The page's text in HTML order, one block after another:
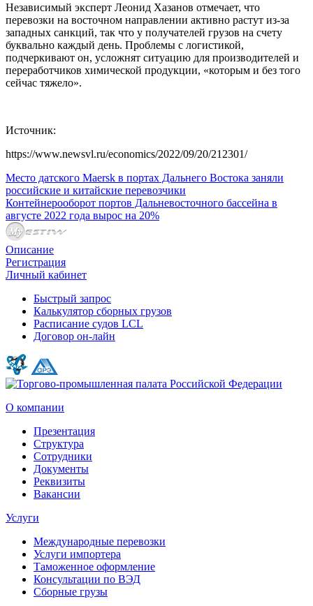
Независимый эксперт Леонид Хазанов отмечает, что
перевозки на восточном направлении активно растут из-за
западных санкций, так что у получателей грузов на счету
буквально каждый день. Проблемы с логистикой,
подчеркивают он, усложнят ситуацию для производителей и
переработчиков химической продукции, «которым и без того
сейчас тяжело».
Источник:
https://www.newsvl.ru/economics/2022/09/20/212301/
Место датского Maersk в портах Дальнего Востока заняли
российские и китайские перевозчики
Контейнерооборот портов Дальневосточного бассейна в
августе 2022 года вырос на 20%
Описание
Регистрация
Личный кабинет
Быстрый запрос
Калькулятор сборных грузов
Расписание судов LCL
Договор он-лайн
О компании
Презентация
Структура
Сотрудники
Документы
Реквизиты
Вакансии
Услуги
Международные перевозки
Услуги импортера
Таможенное оформление
Консультации по ВЭД
Сборные грузы